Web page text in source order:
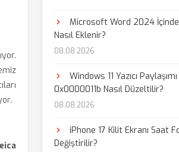
Microsoft Word 2024
Nasıl Eklenir?
08.08.2026
Windows 11 Yazıcı
0x0000011b Nasıl Düzeltilir?
08.08.2026
iPhone 17 Kilit Ekranı Saat
Değiştirilir?